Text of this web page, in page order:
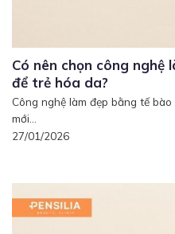
Có nên chọn công
để trẻ hóa da?
Công nghệ làm đẹp bằng tế
mới...
27/01/2026